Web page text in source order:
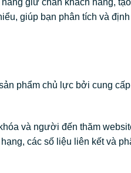
giúp bạn phân tích và
phẩm chủ lực bởi cung
và người đến thăm
các số liệu liên kết và